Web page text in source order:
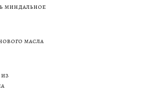
миндальное
масла